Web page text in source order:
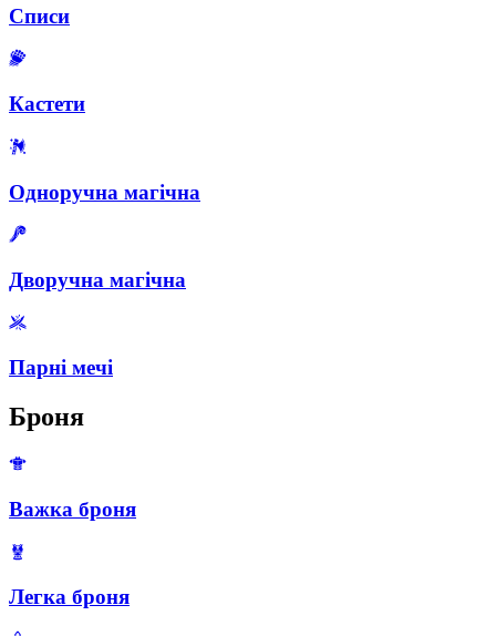
Списи
Кастети
Одноручна магічна
Дворучна магічна
Парні мечі
Броня
Важка броня
Легка броня